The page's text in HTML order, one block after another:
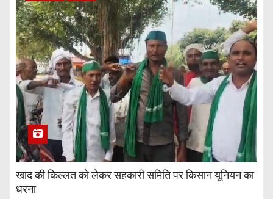
खाद की किल्लत को लेकर सहकारी समिति पर किसान यूनियन का
धरना